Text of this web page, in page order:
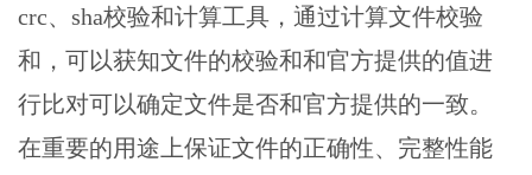
crc、sha校验和计算工具，通过计算文件校验
和，可以获知文件的校验和和官方提供的值进
行比对可以确定文件是否和官方提供的一致。
在重要的用途上保证文件的正确性、完整性能